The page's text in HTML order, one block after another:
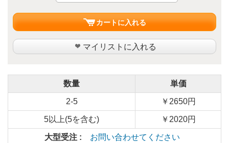
カートに入れる
マイリストに入れる
数量 単価
2-5 ￥2650円
5以上(5を含む) ￥2020円
大型受注 : お問い合わせてください